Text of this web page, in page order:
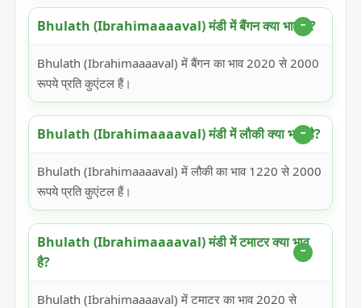
Bhulath (Ibrahimaaaaval) मंडी में बैंगन क्या भाव है?
Bhulath (Ibrahimaaaaval) में बैंगन का भाव 2020 से 2000
रूपये प्रति कुएंटल हैं।
Bhulath (Ibrahimaaaaval) मंडी में लौकी क्या भाव है?
Bhulath (Ibrahimaaaaval) में लौकी का भाव 1220 से 2000
रूपये प्रति कुएंटल हैं।
Bhulath (Ibrahimaaaaval) मंडी में टमाटर क्या भाव
है?
Bhulath (Ibrahimaaaaval) में टमाटर का भाव 2020 से